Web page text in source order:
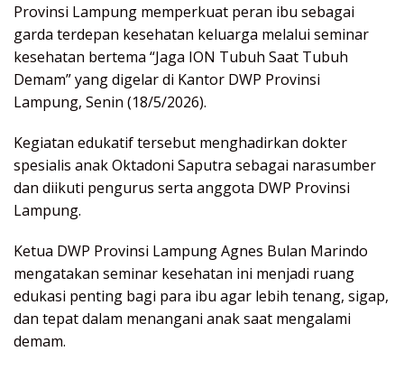
Provinsi Lampung memperkuat peran ibu sebagai
garda terdepan kesehatan keluarga melalui seminar
kesehatan bertema “Jaga ION Tubuh Saat Tubuh
Demam” yang digelar di Kantor DWP Provinsi
Lampung, Senin (18/5/2026).
Kegiatan edukatif tersebut menghadirkan dokter
spesialis anak Oktadoni Saputra sebagai narasumber
dan diikuti pengurus serta anggota DWP Provinsi
Lampung.
Ketua DWP Provinsi Lampung Agnes Bulan Marindo
mengatakan seminar kesehatan ini menjadi ruang
edukasi penting bagi para ibu agar lebih tenang, sigap,
dan tepat dalam menangani anak saat mengalami
demam.